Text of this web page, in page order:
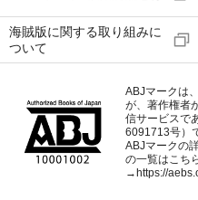
海賊版に関する取り組みに
ついて
ABJマークは
が、著作権者
信サービスで
6091713号）
ABJマークの
の一覧はこち
→https://